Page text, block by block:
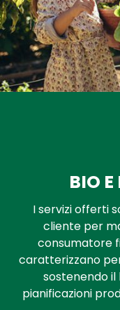
BIO
I servizi offerti
cliente per
consumatore
caratterizzano
sostenendo
pianificazioni